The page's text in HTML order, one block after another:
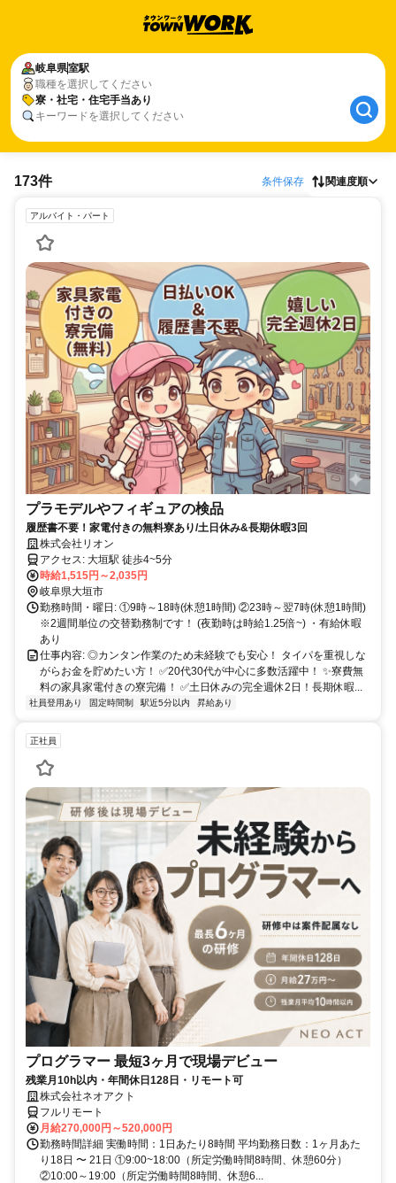
岐阜県室駅
職種を選択してください
寮・社宅・住宅手当あり
キーワードを選択してください
173件 条件保存 関連度順
アルバイト・パート
プラモデルやフィギュアの検品
履歴書不要！家電付きの無料寮あり/土日休み&長期休暇3回
株式会社リオン
アクセス: 大垣駅 徒歩4~5分
時給1,515円～2,035円
岐阜県大垣市
勤務時間・曜日: ①9時～18時(休憩1時間) ②23時～翌7時(休憩1時間)
※2週間単位の交替勤務制です！ (夜勤時は時給1.25倍~) ・有給休暇
あり
仕事内容: ◎カンタン作業のため未経験でも安心！ タイパを重視しな
がらお金を貯めたい方！ ✅20代30代が中心に多数活躍中！ ✨寮費無
料の家具家電付きの寮完備！ ✅土日休みの完全週休2日！長期休暇...
社員登用あり 固定時間制 駅近5分以内 昇給あり
正社員
プログラマー 最短3ヶ月で現場デビュー
残業月10h以内・年間休日128日・リモート可
株式会社ネオアクト
フルリモート
月給270,000円～520,000円
勤務時間詳細 実働時間：1日あたり8時間 平均勤務日数：1ヶ月あた
り18日 〜 21日 ①9:00~18:00（所定労働時間8時間、休憩60分）
②10:00～19:00（所定労働時間8時間、休憩6...